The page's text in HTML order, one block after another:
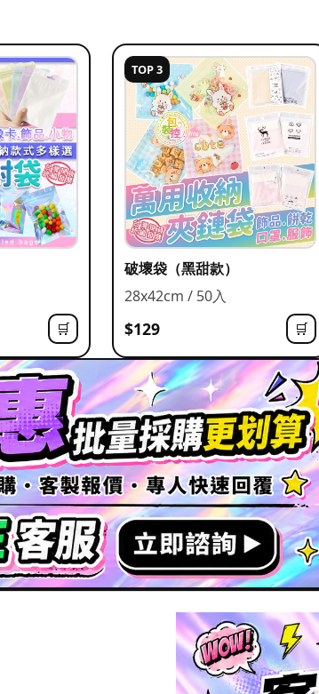
🛒
TOP 3
破壞袋（黑甜款）
28x42cm / 50入
$129 🛒